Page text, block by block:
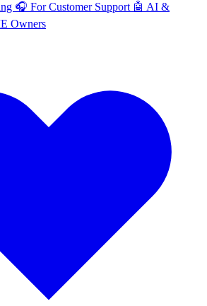
🎧 For Customer Support 🤖 AI &
Owners